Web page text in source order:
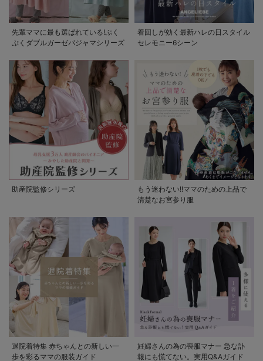
先輩ママに最も選ばれている!ぷく
ぷくダブルガーゼパジャマシリーズ
着回しが効く最新ハレの日スタイル
セレモニー6シーン
助産院監修シリーズ
もう迷わない!!ママのための上品で
清楚なお宮参り服
退院着特集 赤ちゃんとの新しい一
歩を彩るママの服装ガイド
妊婦さんの為の喪服マナー 急な訃
報にも慌てない。実用Q&Aガイド